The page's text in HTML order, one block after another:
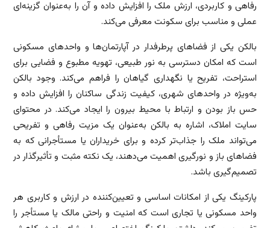
رفاهی و کاربردی، ارزش ملک را افزایش داده و آن را به‌عنوان گزینه‌ای
عملی و مناسب برای سکونت معرفی می‌کند.
بالکن یکی از فضاهای پرطرفدار در آپارتمان‌ها و واحدهای مسکونی
است که امکان دسترسی به نور طبیعی، تهویه مطبوع و فضایی برای
استراحت، تفریح یا نگهداری گیاهان را فراهم می‌کند. وجود بالکن
به‌ویژه در واحدهای شهری، کیفیت زندگی ساکنان را افزایش داده و
حس باز بودن و ارتباط با محیط بیرون را ایجاد می‌کند. در محتوای
سایت املاک، اشاره به بالکن به‌عنوان یک مزیت رفاهی و تفریحی
می‌تواند ملک را جذاب‌تر کرده و برای خریداران یا مستأجرانی که به
فضاهای باز و نورگیری اهمیت می‌دهند، یک نکته مثبت و تأثیرگذار در
تصمیم‌گیری باشد.
پارکینگ یکی از امکانات اساسی و تعیین‌کننده در ارزش و کاربری هر
واحد مسکونی یا تجاری است که امنیت و راحتی مالک یا مستأجر را